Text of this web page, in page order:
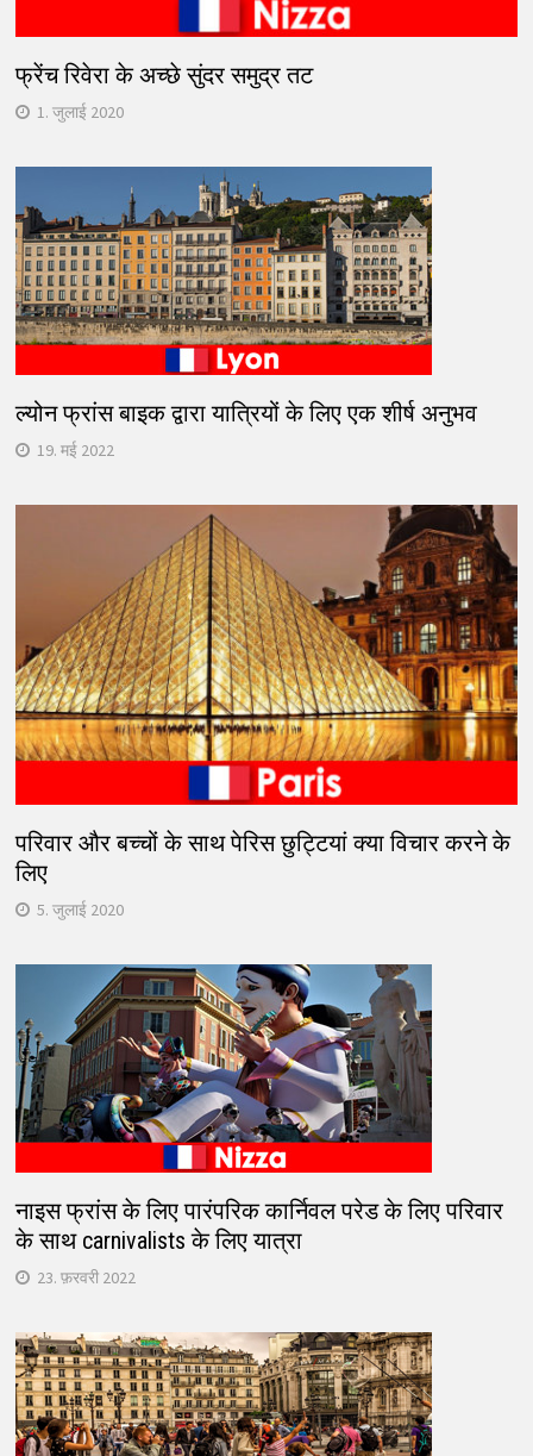
फ्रेंच रिवेरा के अच्छे सुंदर समुद्र तट
1. जुलाई 2020
ल्योन फ्रांस बाइक द्वारा यात्रियों के लिए एक शीर्ष अनुभव
19. मई 2022
परिवार और बच्चों के साथ पेरिस छुट्टियां क्या विचार करने के
लिए
5. जुलाई 2020
नाइस फ्रांस के लिए पारंपरिक कार्निवल परेड के लिए परिवार
के साथ carnivalists के लिए यात्रा
23. फ़रवरी 2022